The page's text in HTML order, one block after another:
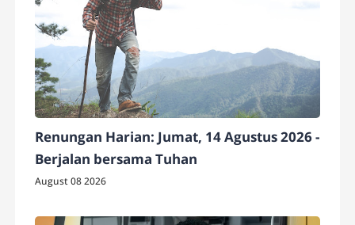
Renungan Harian: Jumat, 14 Agustus 2026 -
Berjalan bersama Tuhan
August 08 2026